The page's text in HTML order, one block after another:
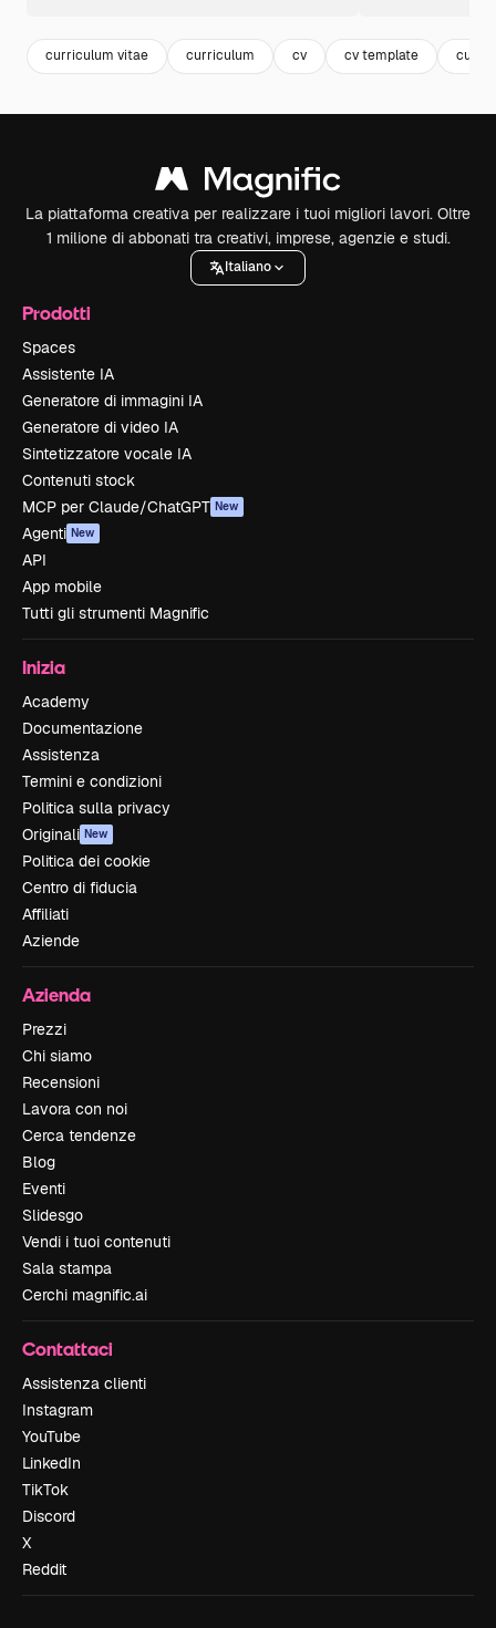
curriculum vitae curriculum cv cv template
La piattaforma creativa per realizzare i tuoi migliori lavori. Oltre
1 milione di abbonati tra creativi, imprese, agenzie e studi.
Italiano
Prodotti
Spaces
Assistente IA
Generatore di immagini IA
Generatore di video IA
Sintetizzatore vocale IA
Contenuti stock
MCP per Claude/ChatGPT New
Agenti New
API
App mobile
Tutti gli strumenti Magnific
Inizia
Academy
Documentazione
Assistenza
Termini e condizioni
Politica sulla privacy
Originali New
Politica dei cookie
Centro di fiducia
Affiliati
Aziende
Azienda
Prezzi
Chi siamo
Recensioni
Lavora con noi
Cerca tendenze
Blog
Eventi
Slidesgo
Vendi i tuoi contenuti
Sala stampa
Cerchi magnific.ai
Contattaci
Assistenza clienti
Instagram
YouTube
LinkedIn
TikTok
Discord
X
Reddit